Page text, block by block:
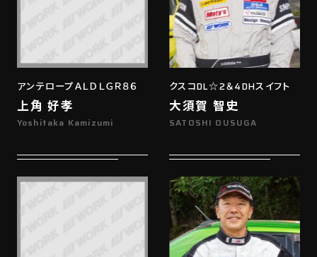
アンテロープＡＬＤＬＧＲ８６
上角 好孝
Yoshitaka Kamizumi
クスコDL☆2＆4DHスイフト
大須賀 智史
SATOSHI OUSUGA